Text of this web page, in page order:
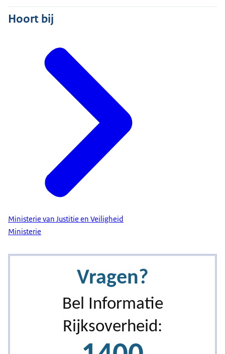
Hoort bij
Ministerie van Justitie en Veiligheid
Ministerie